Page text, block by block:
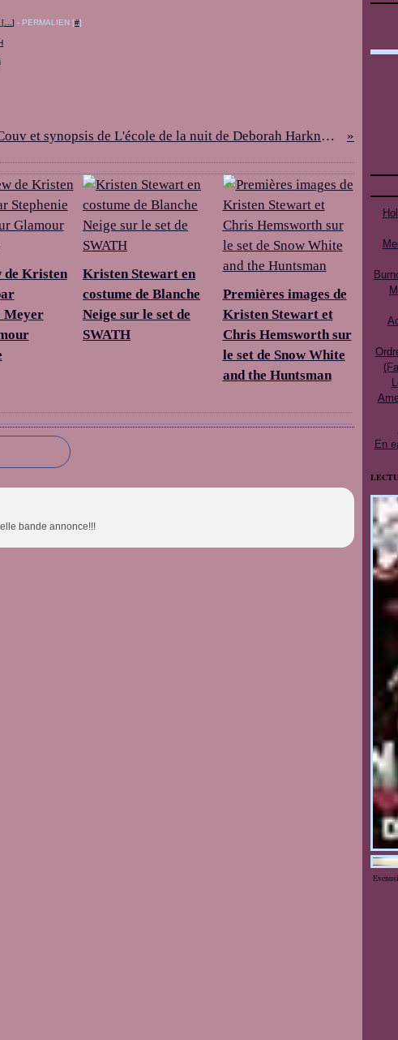
[ ] - PERMALIEN [#]
Couv et synopsis de L'école de la nuit de Deborah Harkness (tome 2 du Livre Perdu des Sortilèges)
Kristen
Meyer
Kristen Stewart en
costume de Blanche
Neige sur le set de
SWATH
Premières images de
Kristen Stewart et
Chris Hemsworth sur
le set de Snow White
and the Huntsman
bande annonce!!!
En